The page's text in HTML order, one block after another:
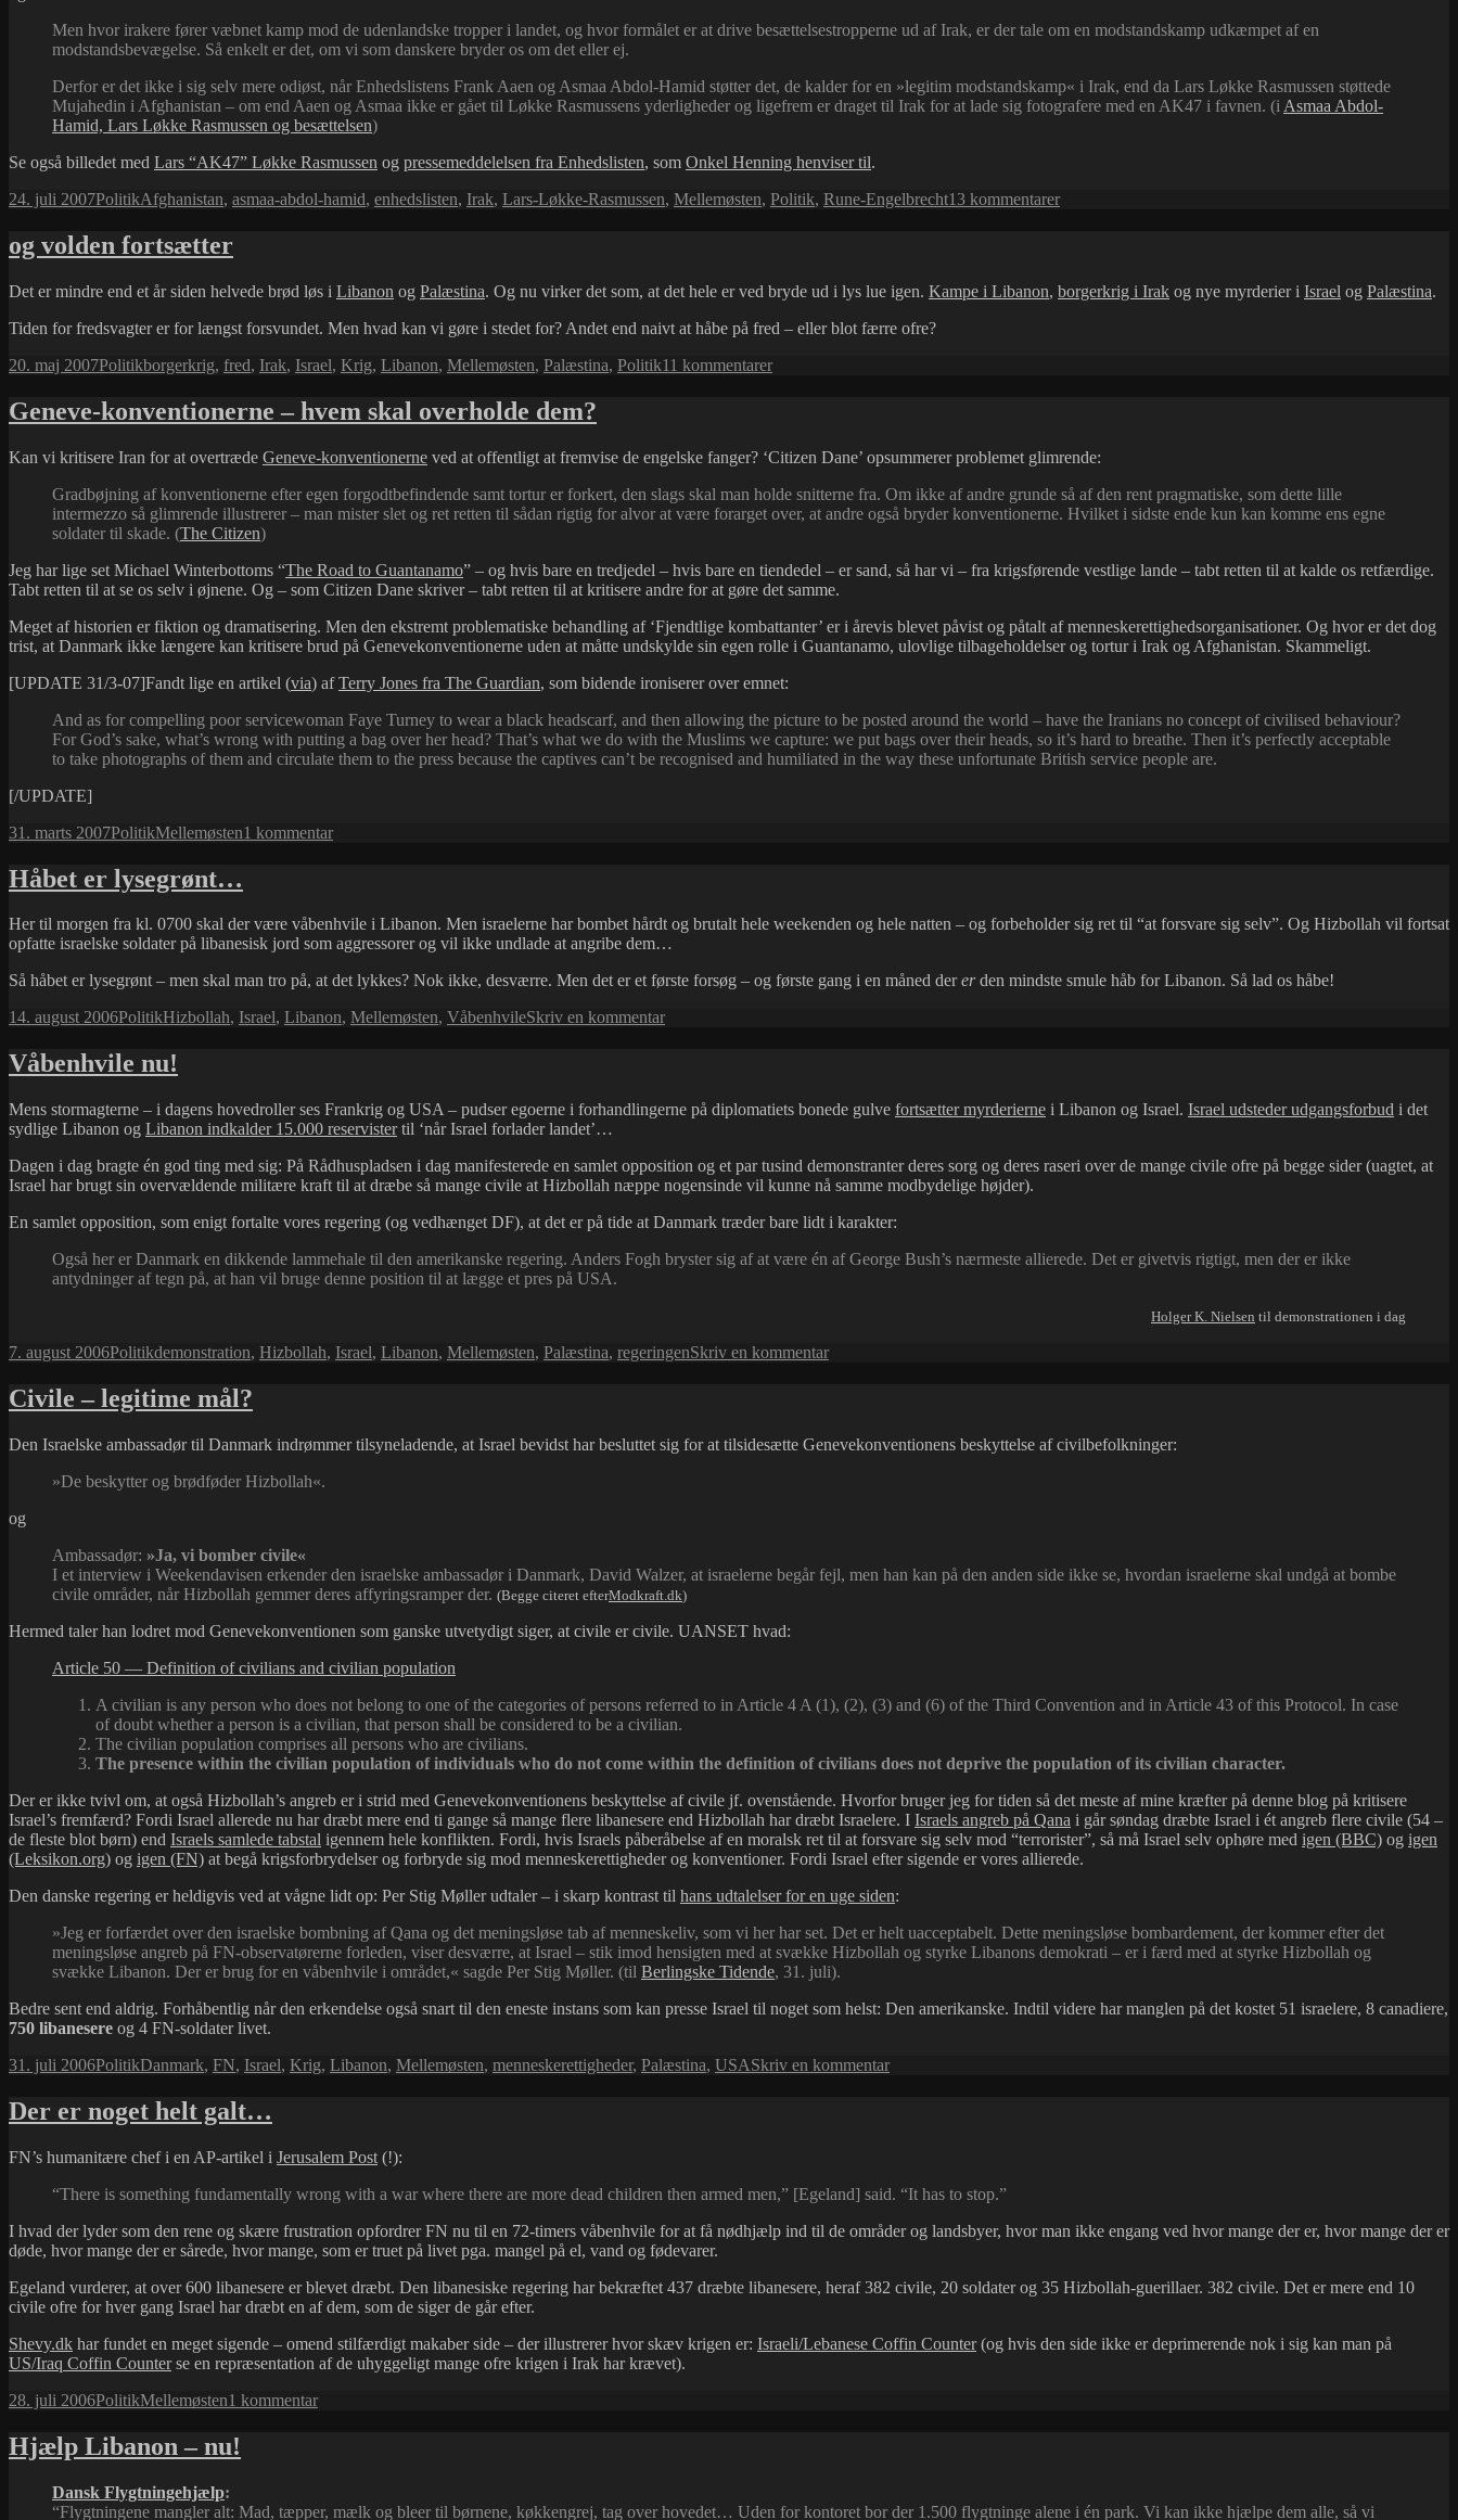
Men hvor irakere fører væbnet kamp mod de udenlandske tropper i landet, og hvor formålet er at drive besættelsestropperne ud af Irak, er der tale om en modstandskamp udkæmpet af en
modstandsbevægelse. Så enkelt er det, om vi som danskere bryder os om det eller ej.
Derfor er det ikke i sig selv mere odiøst, når Enhedslistens Frank Aaen og Asmaa Abdol-Hamid støtter det, de kalder for en »legitim modstandskamp« i Irak, end da Lars Løkke Rasmussen støttede
Mujahedin i Afghanistan – om end Aaen og Asmaa ikke er gået til Løkke Rasmussens yderligheder og ligefrem er draget til Irak for at lade sig fotografere med en AK47 i favnen. (i Asmaa Abdol-
Hamid, Lars Løkke Rasmussen og besættelsen)
Se også billedet med Lars “AK47” Løkke Rasmussen og pressemeddelelsen fra Enhedslisten, som Onkel Henning henviser til.
Udgivet
24. juli 2007Kategorier
PolitikTags
Afghanistan, asmaa-abdol-hamid, enhedslisten, Irak, Lars-Løkke-Rasmussen, Mellemøsten, Politik, Rune-Engelbrecht13 kommentarertil
og volden fortsætter
Det er mindre end et år siden helvede brød løs i Libanon og Palæstina. Og nu virker det som, at det hele er ved bryde ud i lys lue igen. Kampe i Libanon, borgerkrig i Irak og nye myrderier i Israel og Palæstina.
Tiden for fredsvagter er for længst forsvundet. Men hvad kan vi gøre i stedet for? Andet end naivt at håbe på fred – eller blot færre ofre?
Udgivet
20. maj 2007Kategorier
PolitikTags
borgerkrig, fred, Irak, Israel, Krig, Libanon, Mellemøsten, Palæstina, Politik11 kommentarertil
Geneve-konventionerne – hvem skal overholde dem?
Kan vi kritisere Iran for at overtræde Geneve-konventionerne ved at offentligt at fremvise de engelske fanger? ‘Citizen Dane’ opsummerer problemet glimrende:
Gradbøjning af konventionerne efter egen forgodtbefindende samt tortur er forkert, den slags skal man holde snitterne fra. Om ikke af andre grunde så af den rent pragmatiske, som dette lille
intermezzo så glimrende illustrerer – man mister slet og ret retten til sådan rigtig for alvor at være forarget over, at andre også bryder konventionerne. Hvilket i sidste ende kun kan komme ens egne
soldater til skade. (The Citizen)
Jeg har lige set Michael Winterbottoms “The Road to Guantanamo” – og hvis bare en tredjedel – hvis bare en tiendedel – er sand, så har vi – fra krigsførende vestlige lande – tabt retten til at kalde os retfærdige.
Tabt retten til at se os selv i øjnene. Og – som Citizen Dane skriver – tabt retten til at kritisere andre for at gøre det samme.
Meget af historien er fiktion og dramatisering. Men den ekstremt problematiske behandling af ‘Fjendtlige kombattanter’ er i årevis blevet påvist og påtalt af menneskerettighedsorganisationer. Og hvor er det dog
trist, at Danmark ikke længere kan kritisere brud på Genevekonventionerne uden at måtte undskylde sin egen rolle i Guantanamo, ulovlige tilbageholdelser og tortur i Irak og Afghanistan. Skammeligt.
[UPDATE 31/3-07]Fandt lige en artikel (via) afTerry Jones fra The Guardian, som bidende ironiserer over emnet:
And as for compelling poor servicewoman Faye Turney to wear a black headscarf, and then allowing the picture to be posted around the world – have the Iranians no concept of civilised behaviour?
For God’s sake, what’s wrong with putting a bag over her head? That’s what we do with the Muslims we capture: we put bags over their heads, so it’s hard to breathe. Then it’s perfectly acceptable
to take photographs of them and circulate them to the press because the captives can’t be recognised and humiliated in the way these unfortunate British service people are.
[/UPDATE]
Udgivet
31. marts 2007Kategorier
PolitikTags
Mellemøsten1 kommentartil
skal
overholde
Håbet er lysegrønt…
Her til morgen fra kl. 0700 skal der være våbenhvile i Libanon. Men israelerne har bombet hårdt og brutalt hele weekenden og hele natten – og forbeholder sig ret til “at forsvare sig selv”. Og Hizbollah vil fortsat
opfatte israelske soldater på libanesisk jord som aggressorer og vil ikke undlade at angribe dem…
Så håbet er lysegrønt – men skal man tro på, at det lykkes? Nok ikke, desværre. Men det er et første forsøg – og første gang i en måned dererden mindste smule håb for Libanon. Så lad os håbe!
Udgivet
14. august 2006Kategorier
PolitikTags
Hizbollah, Israel, Libanon, Mellemøsten, VåbenhvileSkriv en kommentartil
Våbenhvile nu!
Mens stormagterne – i dagens hovedroller ses Frankrig og USA – pudser egoerne i forhandlingerne på diplomatiets bonede gulve fortsætter myrderierne i Libanon og Israel. Israel udsteder udgangsforbud i det
sydlige Libanon og Libanon indkalder 15.000 reservistertil ‘når Israel forlader landet’…
Dagen i dag bragte én god ting med sig: På Rådhuspladsen i dag manifesterede en samlet opposition og et par tusind demonstranter deres sorg og deres raseri over de mange civile ofre på begge sider (uagtet, at
Israel har brugt sin overvældende militære kraft til at dræbe så mange civile at Hizbollah næppe nogensinde vil kunne nå samme modbydelige højder).
En samlet opposition, som enigt fortalte vores regering (og vedhænget DF), at det er på tide at Danmark træder bare lidt i karakter:
Også her er Danmark en dikkende lammehale til den amerikanske regering. Anders Fogh bryster sig af at være én af George Bush’s nærmeste allierede. Det er givetvis rigtigt, men der er ikke
antydninger af tegn på, at han vil bruge denne position til at lægge et pres på USA.
Holger K. Nielsen til demonstrationen i dag
Udgivet
7. august 2006Kategorier
PolitikTags
demonstration, Hizbollah, Israel, Libanon, Mellemøsten, Palæstina, regeringenSkriv en kommentartil
Civile – legitime mål?
Den Israelske ambassadør til Danmark indrømmer tilsyneladende, at Israel bevidst har besluttet sig for at tilsidesætte Genevekonventionens beskyttelse af civilbefolkninger:
»De beskytter og brødføder Hizbollah«.
og
Ambassadør: »Ja, vi bomber civile«
I et interview i Weekendavisen erkender den israelske ambassadør i Danmark, David Walzer, at israelerne begår fejl, men han kan på den anden side ikke se, hvordan israelerne skal undgå at bombe
civile områder, når Hizbollah gemmer deres affyringsramper der. (Begge citeret efterModkraft.dk)
Hermed taler han lodret mod Genevekonventionen som ganske utvetydigt siger, at civile er civile. UANSET hvad:
Article 50 — Definition of civilians and civilian population
A civilian is any person who does not belong to one of the categories of persons referred to in Article 4 A (1), (2), (3) and (6) of the Third Convention and in Article 43 of this Protocol. In case
of doubt whether a person is a civilian, that person shall be considered to be a civilian.
The civilian population comprises all persons who are civilians.
The presence within the civilian population of individuals who do not come within the definition of civilians does not deprive the population of its civilian character.
Der er ikke tvivl om, at også Hizbollah’s angreb er i strid med Genevekonventionens beskyttelse af civile jf. ovenstående. Hvorfor bruger jeg for tiden så det meste af mine kræfter på denne blog på kritisere
Israel’s fremfærd? Fordi Israel allerede nu har dræbt mere end ti gange så mange flere libanesere end Hizbollah har dræbt Israelere. I Israels angreb på Qana i går søndag dræbte Israel i ét angreb flere civile (54 –
de fleste blot børn) end Israels samlede tabstal igennem hele konflikten. Fordi, hvis Israels påberåbelse af en moralsk ret til at forsvare sig selv mod “terrorister”, så må Israel selv ophøre med igen (BBC) og igen
(Leksikon.org) og igen (FN) at begå krigsforbrydelser og forbryde sig mod menneskerettigheder og konventioner. Fordi Israel efter sigende er vores allierede.
Den danske regering er heldigvis ved at vågne lidt op: Per Stig Møller udtaler – i skarp kontrast til hans udtalelser for en uge siden:
»Jeg er forfærdet over den israelske bombning af Qana og det meningsløse tab af menneskeliv, som vi her har set. Det er helt uacceptabelt. Dette meningsløse bombardement, der kommer efter det
meningsløse angreb på FN-observatørerne forleden, viser desværre, at Israel – stik imod hensigten med at svække Hizbollah og styrke Libanons demokrati – er i færd med at styrke Hizbollah og
svække Libanon. Der er brug for en våbenhvile i området,« sagde Per Stig Møller. (til Berlingske Tidende, 31. juli).
Bedre sent end aldrig. Forhåbentlig når den erkendelse også snart til den eneste instans som kan presse Israel til noget som helst: Den amerikanske. Indtil videre har manglen på det kostet 51 israelere, 8 canadiere,
750 libanesere og 4 FN-soldater livet.
Udgivet
31. juli 2006Kategorier
PolitikTags
Danmark, FN, Israel, Krig, Libanon, Mellemøsten, menneskerettigheder, Palæstina, USASkriv en kommentartil
Der er noget helt galt…
FN’s humanitære chef i en AP-artikel i Jerusalem Post (!):
“There is something fundamentally wrong with a war where there are more dead children then armed men,” [Egeland] said. “It has to stop.”
I hvad der lyder som den rene og skære frustration opfordrer FN nu til en 72-timers våbenhvile for at få nødhjælp ind til de områder og landsbyer, hvor man ikke engang ved hvor mange der er, hvor mange der er
døde, hvor mange der er sårede, hvor mange, som er truet på livet pga. mangel på el, vand og fødevarer.
Egeland vurderer, at over 600 libanesere er blevet dræbt. Den libanesiske regering har bekræftet 437 dræbte libanesere, heraf 382 civile, 20 soldater og 35 Hizbollah-guerillaer. 382 civile. Det er mere end 10
civile ofre for hver gang Israel har dræbt en af dem, som de siger de går efter.
Shevy.dk har fundet en meget sigende – omend stilfærdigt makaber side – der illustrerer hvor skæv krigen er: Israeli/Lebanese Coffin Counter(og hvis den side ikke er deprimerende nok i sig kan man på
US/Iraq Coffin Counterse en repræsentation af de uhyggeligt mange ofre krigen i Irak har krævet).
Udgivet
28. juli 2006Kategorier
PolitikTags
Mellemøsten1 kommentartil
Hjælp Libanon – nu!
Dansk Flygtningehjælp:
“Flygtningene mangler alt: Mad, tæpper, mælk og bleer til børnene, køkkengrej, tag over hovedet… Uden for kontoret bor der 1.500 flygtninge alene i én park. Vi kan ikke hjælpe dem alle, så vi